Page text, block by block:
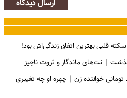
ارسال دیدگاه
قلبی بهترین اتفاق زندگی‌اش بود!
| نت‌های ماندگار و ثروت ناچیز
جراحی ۴۰ میلیارد تومانی خواننده زن | چهره او چه تغییری